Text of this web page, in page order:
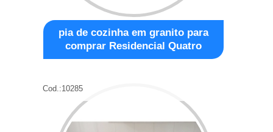
pia de cozinha em granito para
comprar Residencial Quatro
Cod.:10285